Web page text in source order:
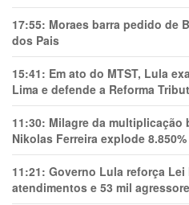
17:55: Moraes barra pedido de
dos Pais
15:41: Em ato do MTST, Lula
Lima e defende a Reforma
11:30: Milagre da
Nikolas Ferreira explode
11:21: Governo Lula reforça Lei
atendimentos e 53 mil